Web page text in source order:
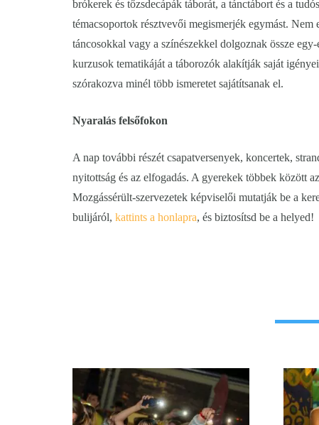
brókerek és tőzsdecápák táborát, a tánctábort és a
témacsoportok résztvevői megismerjék egymást.
táncosokkal vagy a színészekkel dolgoznak össze
kurzusok tematikáját a táborozók alakítják saját
szórakozva minél több ismeretet sajátítsanak el.
Nyaralás felsőfokon
A nap további részét csapatversenyek, koncertek,
nyitottság és az elfogadás. A gyerekek többek között
Mozgássérült-szervezetek képviselői mutatják be a
bulijáról, kattints a honlapra, és biztosítsd be a helyed!